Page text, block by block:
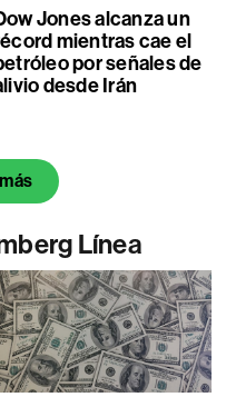
Jones alcanza un
mientras cae el
por señales de
desde Irán
Línea